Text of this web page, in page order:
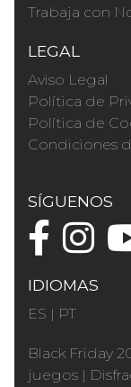
Trabaja con
LEGAL
Aviso Legal
Política de
Política de
Condiciones
SÍGUENOS
IDIOMAS
ES | PT
Black Friday
juegos |